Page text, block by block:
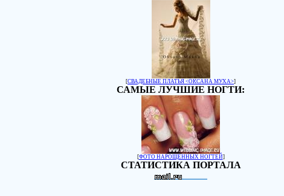
[СВАДЕБНЫЕ ПЛАТЬЯ <ОКСАНА МУХА>]
САМЫЕ ЛУЧШИЕ НОГТИ:
[ФОТО НАРОЩЕННЫХ НОГТЕЙ]
СТАТИСТИКА ПОРТАЛА